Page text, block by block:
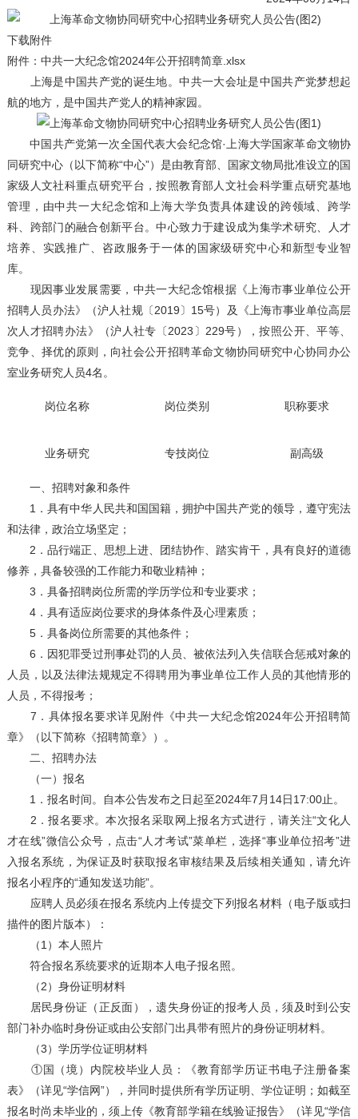
下载附件
附件：中共一大纪念馆2024年公开招聘简章.xlsx
上海是中国共产党的诞生地。中共一大会址是中国共产党梦想起
航的地方，是中国共产党人的精神家园。
中国共产党第一次全国代表大会纪念馆·上海大学国家革命文物协
同研究中心（以下简称“中心”）是由教育部、国家文物局批准设立的国
家级人文社科重点研究平台，按照教育部人文社会科学重点研究基地
管理，由中共一大纪念馆和上海大学负责具体建设的跨领域、跨学
科、跨部门的融合创新平台。中心致力于建设成为集学术研究、人才
培养、实践推广、咨政服务于一体的国家级研究中心和新型专业智
库。
现因事业发展需要，中共一大纪念馆根据《上海市事业单位公开
招聘人员办法》（沪人社规〔2019〕15号）及《上海市事业单位高层
次人才招聘办法》（沪人社专〔2023〕229号），按照公开、平等、
竞争、择优的原则，向社会公开招聘革命文物协同研究中心协同办公
室业务研究人员4名。
岗位名称 岗位类别 职称要求
业务研究 专技岗位 副高级
一、招聘对象和条件
1．具有中华人民共和国国籍，拥护中国共产党的领导，遵守宪法
和法律，政治立场坚定；
2．品行端正、思想上进、团结协作、踏实肯干，具有良好的道德
修养，具备较强的工作能力和敬业精神；
3．具备招聘岗位所需的学历学位和专业要求；
4．具有适应岗位要求的身体条件及心理素质；
5．具备岗位所需要的其他条件；
6．因犯罪受过刑事处罚的人员、被依法列入失信联合惩戒对象的
人员，以及法律法规规定不得聘用为事业单位工作人员的其他情形的
人员，不得报考；
7．具体报名要求详见附件《中共一大纪念馆2024年公开招聘简
章》（以下简称《招聘简章》）。
二、招聘办法
（一）报名
1．报名时间。自本公告发布之日起至2024年7月14日17:00止。
2．报名要求。本次报名采取网上报名方式进行，请关注“文化人
才在线”微信公众号，点击“人才考试”菜单栏，选择“事业单位招考”进
入报名系统，为保证及时获取报名审核结果及后续相关通知，请允许
报名小程序的“通知发送功能”。
应聘人员必须在报名系统内上传提交下列报名材料（电子版或扫
描件的图片版本）：
（1）本人照片
符合报名系统要求的近期本人电子报名照。
（2）身份证明材料
居民身份证（正反面），遗失身份证的报考人员，须及时到公安
部门补办临时身份证或由公安部门出具带有照片的身份证明材料。
（3）学历学位证明材料
①国（境）内院校毕业人员：《教育部学历证书电子注册备案
表》（详见“学信网”），并同时提供所有学历证明、学位证明；如截至
报名时尚未毕业的，须上传《教育部学籍在线验证报告》（详见“学信